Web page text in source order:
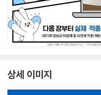
상세 이미지